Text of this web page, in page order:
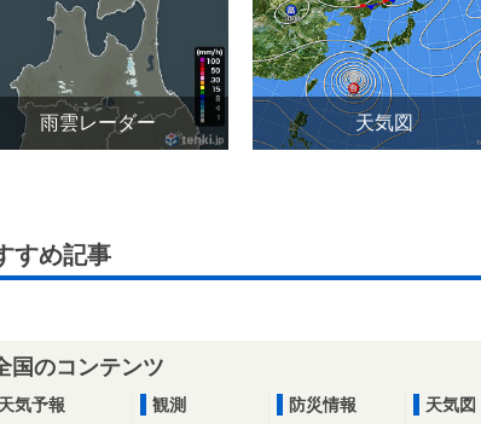
雨雲レーダー 天気図
すめ記事
国のコンテンツ
天気予報
観測
防災情報
天気図